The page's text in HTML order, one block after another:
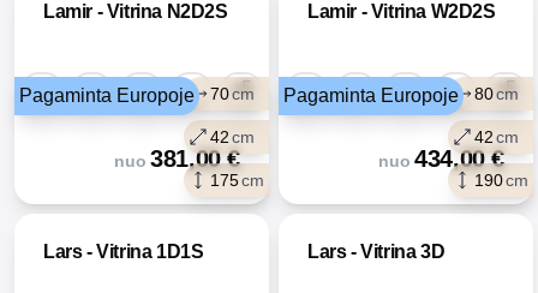
Lamir - Vitrina N2D2S
70cm
42cm
175cm
Pagaminta Europoje +5
nuo 381,00€
Lamir - Vitrina W2D2S
80cm
42cm
190cm
Pagaminta Europoje +5
nuo 434,00€
Lars - Vitrina 1D1S Lars - Vitrina 3D